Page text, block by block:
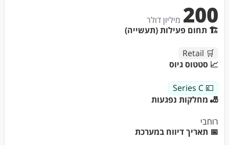
200 מיליון דולר
🏗 תחום פעילות (תעשייה)
🛒 Retail
📈 סטטוס גיוס
💷 Series C
🎳 מחלקות נפגעות
רוחבי
📅 תאריך דיווח במערכת